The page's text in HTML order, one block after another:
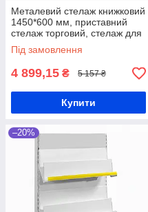
Металевий стелаж книжковий
1450*600 мм, приставний
стелаж торговий, стелаж для
книг в магазин, металевий
стенд для книг, стійка
Під замовлення
4 899,15 ₴ 5 157 ₴
Купити
–20%